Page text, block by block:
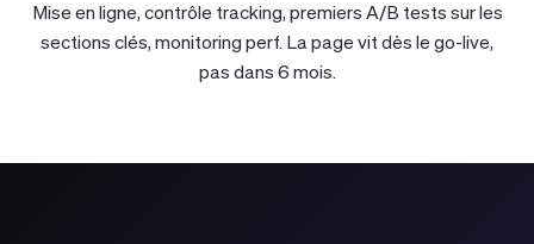
Mise en ligne, contrôle tracking, premiers A/B tests sur les
sections clés, monitoring perf. La page vit dès le go-live,
pas dans 6 mois.